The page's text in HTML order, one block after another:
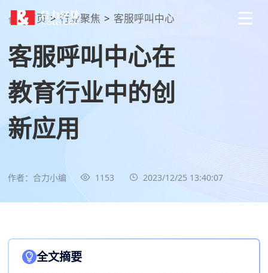
首页 > 行业聚焦 > 客服呼叫中心
客服呼叫中心在
教育行业中的创
新应用
作者：合力小编 1153 2023/12/25 13:40:07
全文摘要